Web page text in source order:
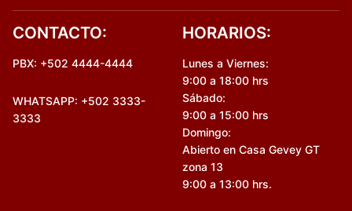
CONTACTO:
PBX: +502 4444-4444
WHATSAPP: +502 3333-
3333
HORARIOS:
Lunes a Viernes:
9:00 a 18:00 hrs
Sábado:
9:00 a 15:00 hrs
Domingo:
Abierto en Casa Gevey GT
zona 13
9:00 a 13:00 hrs.